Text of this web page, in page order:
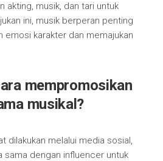
akting, musik, dan tari untuk
ini, musik berperan penting
emosi karakter dan memajukan
mempromosikan
musikal?
dilakukan melalui media sosial,
sama dengan influencer untuk